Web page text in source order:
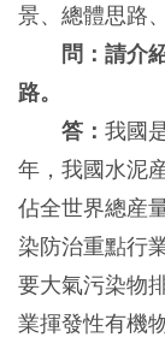
景、總體思路
問：請介
路。
答： 我國
年，我國水泥
佔全世界總産
染防治重點行
要大氣污染物
業揮發性有機